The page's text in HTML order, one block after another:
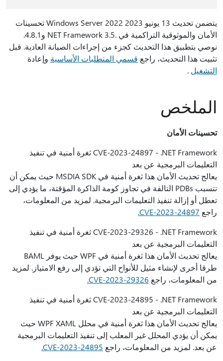
يتضمن تحديث 13 يونيو 2023 Windows Server 2022 تحسينات
الأمان والموثوقية التراكمية في .NET Framework 3.5 و4.8.1.
نوصي بتطبيق هذا التحديث كجزء من إجراءات الصيانة العادية. قبل
تثبيت هذا التحديث، راجع قسمي المتطلبات الأساسية وإعادة
التشغيل .
الملخص
تحسينات الأمان
CVE-2023-24897 - .NET Framework ثغرة أمنية في تنفيذ
التعليمات البرمجية عن بعد
يعالج تحديث الأمان هذا ثغرة أمنية في MSDIA SDK حيث يمكن أن
تتسبب PDBs التالفة في تجاوز كومة الذاكرة المؤقتة، ما يؤدي إلى
تعطل أو إزالة تنفيذ التعليمات البرمجية. لمزيد من المعلومات،
راجع CVE-2023-24897.
CVE-2023-29326 - .NET Framework ثغرة أمنية في تنفيذ
التعليمات البرمجية عن بعد
يعالج تحديث الأمان هذا ثغرة أمنية في WPF حيث يوفر BAML
طرقا أخرى لإنشاء مثيل للأنواح التي تؤدي إلى رفع الامتياز. لمزيد
من المعلومات، راجع CVE-2023-29326.
CVE-2023-24895 - .NET Framework ثغرة أمنية في تنفيذ
التعليمات البرمجية عن بعد
يعالج تحديث الأمان هذا ثغرة أمنية في محلل WPF XAML حيث
يمكن أن يؤدي المحلل غير المعلب إلى تنفيذ التعليمات البرمجية
عن بعد. لمزيد من المعلومات، راجع CVE-2023-24895.